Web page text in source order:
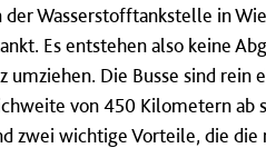
der Wasserstofftankstelle in
Es entstehen also keine
umziehen. Die Busse sind
von 450 Kilometern
zwei wichtige Vorteile, die